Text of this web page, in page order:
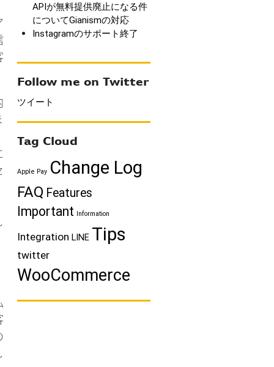
APIが無料提供廃止になる件
についてGianismの対応
Instagramのサポート終了
Follow me on Twitter
ツイート
Tag Cloud
Apple Pay Change Log
FAQ Features
Important Information
Integration LINE Tips
twitter
WooCommerce